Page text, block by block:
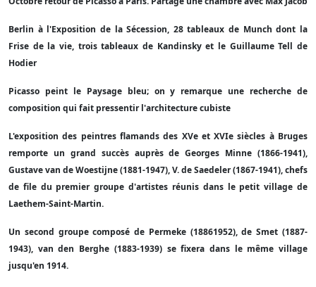
Berlin à l'Exposition de la Sécession, 28 tableaux de Munch dont la
Frise de la vie, trois tableaux de Kandinsky et le Guillaume Tell de
Hodier
Picasso peint le Paysage bleu; on y remarque une recherche de
composition qui fait pressentir l'architecture cubiste
L'exposition des peintres flamands des XVe et XVIe siècles à Bruges
remporte un grand succès auprès de Georges Minne (1866-1941),
Gustave van de Woestijne (1881-1947), V. de Saedeler (1867-1941), chefs
de file du premier groupe d'artistes réunis dans le petit village de
Laethem-Saint-Martin.
Un second groupe composé de Permeke (18861952), de Smet (1887-
1943), van den Berghe (1883-1939) se fixera dans le même village
jusqu'en 1914.